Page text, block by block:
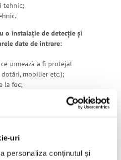
uri
personaliza conținutul și
tehnic;
o instalație de detecție și
date de intrare:
urmează a fi protejat
mobilier etc.);
la foc;
legale specifice.
informații esențiale precum